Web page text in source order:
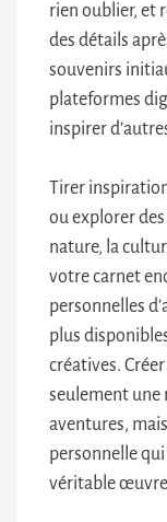
rien oublier, et
des détails
souvenirs
plateformes
inspirer
Tirer
ou explorer
nature, la
votre carnet
personnelles
plus
créatives.
seulement une
aventures,
personnelle
véritable œuvre